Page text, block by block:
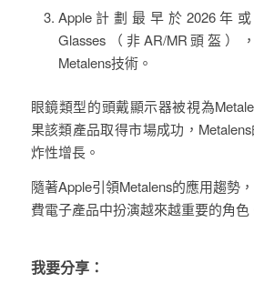
Apple計劃最早於2026年
Glasses（非AR/MR頭盔）
Metalens技術。
眼鏡類型的頭戴顯示器被視為
果該類產品取得市場成功，
炸性增長。
隨著Apple引領Metalens的應用趨勢
費電子產品中扮演越來越重要的角色
我要分享：